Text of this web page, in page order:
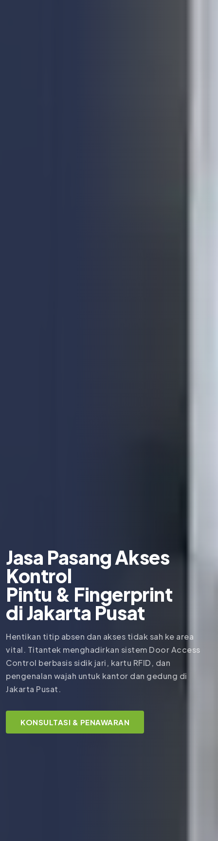
Jasa Pasang Akses
Kontrol
Pintu & Fingerprint
diJakarta Pusat
Hentikan titip absen dan akses tidak sah ke area
vital. Titantek menghadirkan sistem Door Access
Control berbasis sidik jari, kartu RFID, dan
pengenalan wajah untuk kantor dan gedung di
Jakarta Pusat.
KONSULTASI & PENAWARAN